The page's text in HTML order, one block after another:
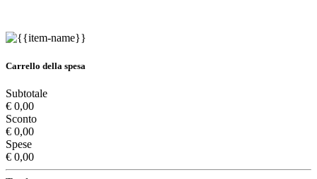
Carrello della spesa
Subtotale
€ 0,00
Sconto
€ 0,00
Spese
€ 0,00